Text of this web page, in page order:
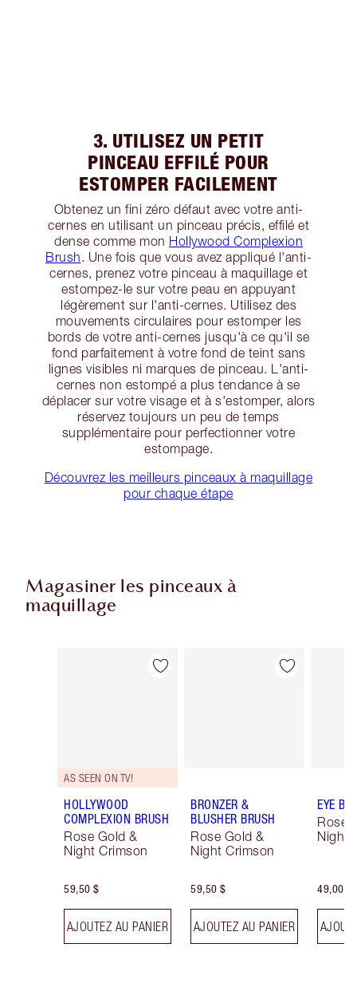
3. UTILISEZ UN PETIT
PINCEAU EFFILÉ POUR
ESTOMPER FACILEMENT
Obtenez un fini zéro défaut avec votre anti-
cernes en utilisant un pinceau précis, effilé et
dense comme mon Hollywood Complexion
Brush. Une fois que vous avez appliqué l'anti-
cernes, prenez votre pinceau à maquillage et
estompez-le sur votre peau en appuyant
légèrement sur l'anti-cernes. Utilisez des
mouvements circulaires pour estomper les
bords de votre anti-cernes jusqu'à ce qu'il se
fond parfaitement à votre fond de teint sans
lignes visibles ni marques de pinceau. L'anti-
cernes non estompé a plus tendance à se
déplacer sur votre visage et à s'estomper, alors
réservez toujours un peu de temps
supplémentaire pour perfectionner votre
estompage.
Découvrez les meilleurs pinceaux à maquillage
pour chaque étape
Magasiner les pinceaux à
maquillage
Article 1 sur 15
AS SEEN ON TV!
HOLLYWOOD
COMPLEXION BRUSH
Rose Gold &
Night Crimson
59,50 $
AJOUTEZ AU PANIER
Article 2 sur 15
BRONZER &
BLUSHER BRUSH
Rose Gold &
Night Crimson
59,50 $
AJOUTEZ AU PANIER
EYE
Rose
Night
49,00 $